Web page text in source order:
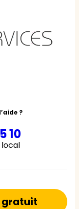
?
10
local
gratuit